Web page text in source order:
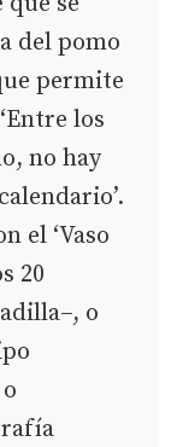
del pomo
permite
los
no hay
el ‘Vaso
20
o